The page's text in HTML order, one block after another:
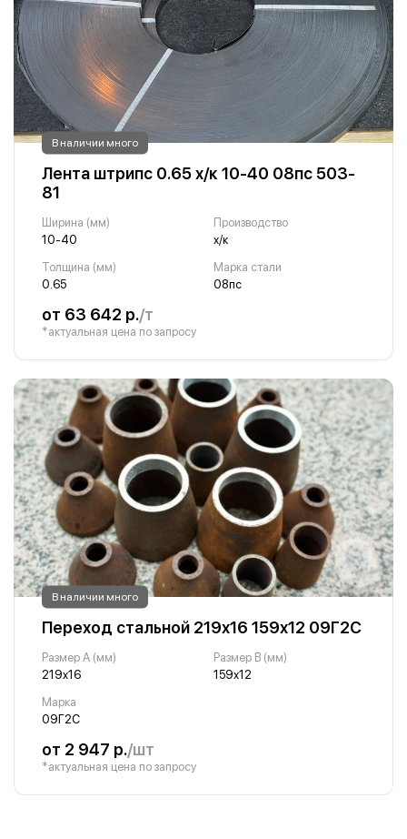
В наличии много
Лента штрипс 0.65 х/к 10-40 08пс 503-
81
Ширина (мм)
10-40
Производство
х/к
Толщина (мм)
0.65
Марка стали
08пс
от 63 642 р./т
*актуальная цена по запросу
В наличии много
Переход стальной 219х16 159х12 09Г2С
Размер A (мм)
219х16
Размер B (мм)
159х12
Марка
09Г2С
от 2 947 р./шт
*актуальная цена по запросу